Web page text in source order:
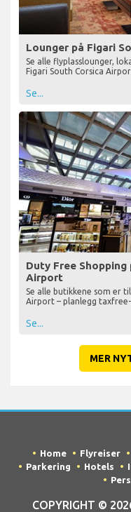
Lounger på Figari
Se alle flyplasslounger,
Figari South Corsica
Se...
Duty Free
Airport
Se alle butikkene som er
Airport – planlegg
Se...
MER
Home Flyreiser
Parkering
Hotels
COPYRIGHT ©